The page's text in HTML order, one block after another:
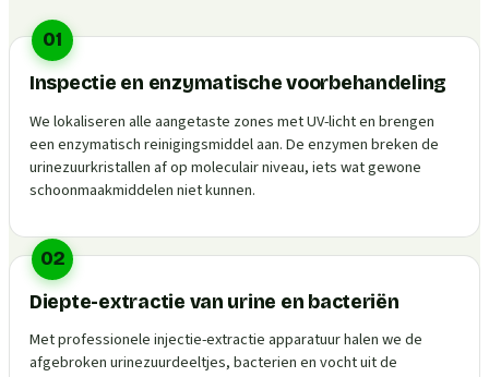
01
Inspectie en enzymatische voorbehandeling
We lokaliseren alle aangetaste zones met UV-licht en brengen
een enzymatisch reinigingsmiddel aan. De enzymen breken de
urinezuurkristallen af op moleculair niveau, iets wat gewone
schoonmaakmiddelen niet kunnen.
02
Diepte-extractie van urine en bacteriën
Met professionele injectie-extractie apparatuur halen we de
afgebroken urinezuurdeeltjes, bacterien en vocht uit de